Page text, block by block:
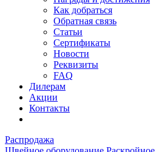
Как добраться
Обратная связь
Статьи
Сертификаты
Новости
Реквизиты
FAQ
Дилерам
Акции
Контакты
Распродажа